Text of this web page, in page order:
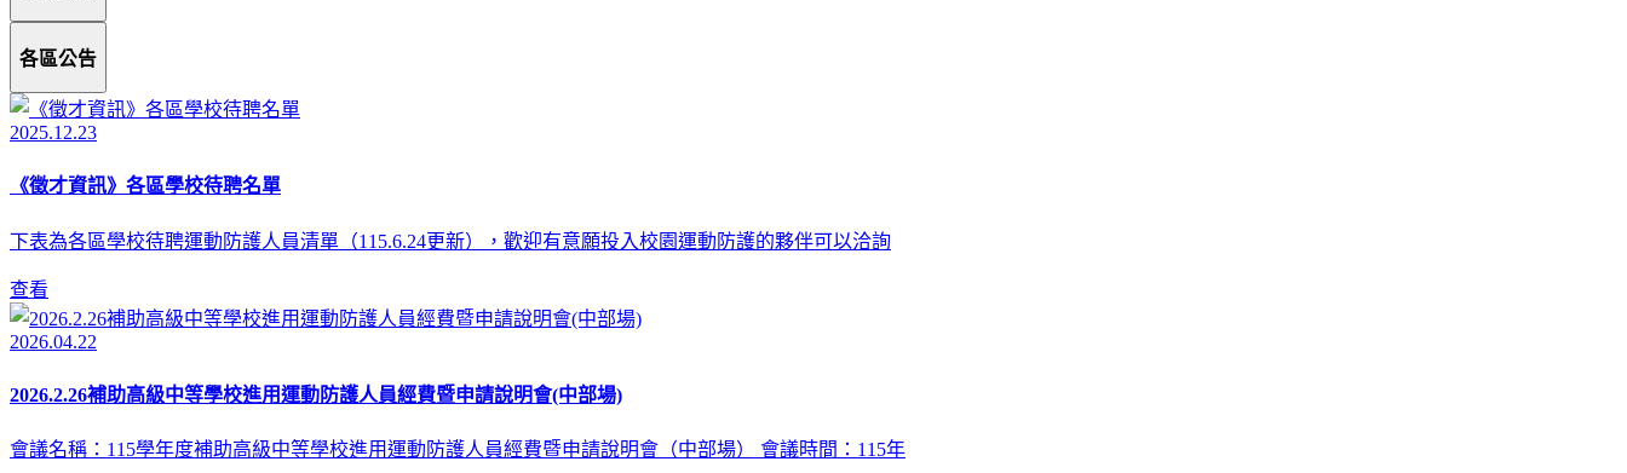
各區公告
2025.12.23
《徵才資訊》各區學校待聘名單
下表為各區學校待聘運動防護人員清單（115.6.24更新），歡迎有意願投入校園運動防護的夥伴可以洽詢
查看
2026.04.22
2026.2.26補助高級中等學校進用運動防護人員經費暨申請說明會(中部場)
會議名稱：115學年度補助高級中等學校進用運動防護人員經費暨申請說明會（中部場） 會議時間：115年